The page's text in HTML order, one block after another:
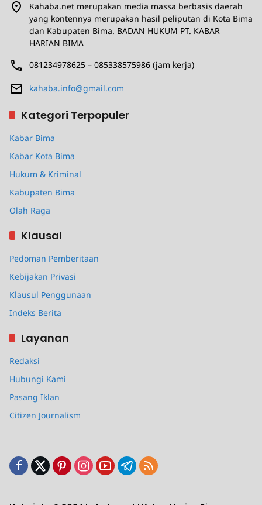
Kahaba.net merupakan media massa berbasis daerah
yang kontennya merupakan hasil peliputan di Kota Bima
dan Kabupaten Bima. BADAN HUKUM PT. KABAR
HARIAN BIMA
081234978625 – 085338575986 (jam kerja)
kahaba.info@gmail.com
Kategori Terpopuler
Kabar Bima
Kabar Kota Bima
Hukum & Kriminal
Kabupaten Bima
Olah Raga
Klausal
Pedoman Pemberitaan
Kebijakan Privasi
Klausul Penggunaan
Indeks Berita
Layanan
Redaksi
Hubungi Kami
Pasang Iklan
Citizen Journalism